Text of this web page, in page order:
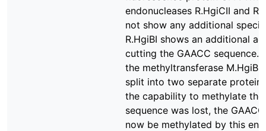
endonucleases R.HgiCII and
not show any additional
R.HgiBI shows an additional
cutting the GAACC sequence.
the methyltransferase M.HgiBI
split into two separate
the capability to methylate the
sequence was lost, the
now be methylated by this